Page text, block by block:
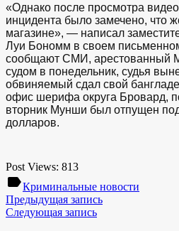
«Однако после просмотра
инцидента было замечено, что
магазине», — написал
Луи Бономм в своем
сообщают СМИ, арестованный
судом в понедельник, судья
обвиняемый сдал свой
офис шерифа округа Бровард,
вторник Мунши был отпущен
долларов.
Post Views: 813
labelКриминальные новости
Предыдущая запись
Следующая запись